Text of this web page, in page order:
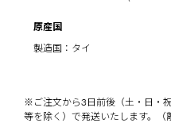
原産国
製造国：タイ
※ご注文から3日前後（土・日・
等を除く）で発送いたします。